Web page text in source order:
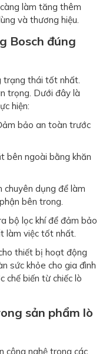
làm tăng thêm
và thương hiệu.
Bosch đúng
trạng thái tốt nhất.
trọng. Dưới đây là
hiện:
bảo an toàn trước
bên ngoài bằng khăn
chuyên dụng để làm
bên trong.
bộ lọc khí để đảm bảo
làm việc tốt nhất.
thiết bị hoạt động
sức khỏe cho gia đình
chế biến từ chiếc lò
sản phẩm lò
công nghệ trong các